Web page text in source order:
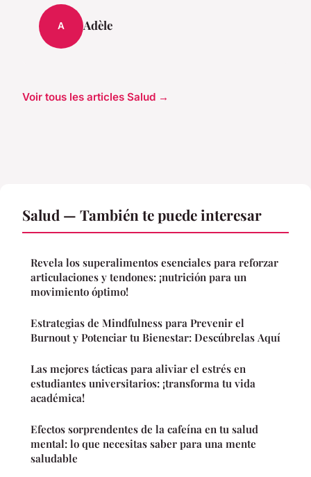
A Adèle
Voir tous les articles Salud →
Salud — También te puede interesar
Revela los superalimentos esenciales para reforzar
articulaciones y tendones: ¡nutrición para un
movimiento óptimo!
Estrategias de Mindfulness para Prevenir el
Burnout y Potenciar tu Bienestar: Descúbrelas Aquí
Las mejores tácticas para aliviar el estrés en
estudiantes universitarios: ¡transforma tu vida
académica!
Efectos sorprendentes de la cafeína en tu salud
mental: lo que necesitas saber para una mente
saludable